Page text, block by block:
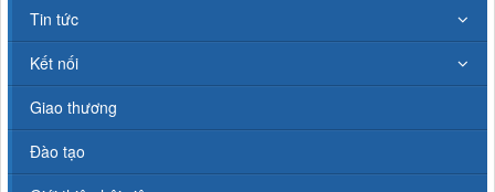
Tin tức
Kết nối
Giao thương
Đào tạo